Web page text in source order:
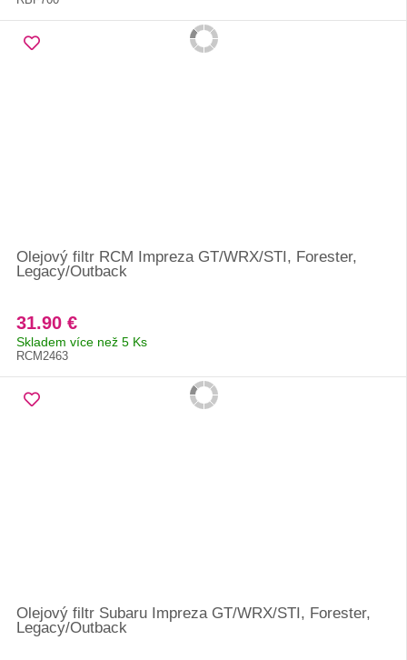
Olejový filtr RCM Impreza GT/WRX/STI, Forester,
Legacy/Outback
31.90 €
Skladem více než 5 Ks
RCM2463
Olejový filtr Subaru Impreza GT/WRX/STI, Forester,
Legacy/Outback